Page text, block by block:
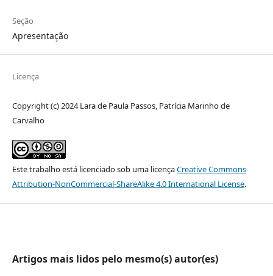
Seção
Apresentação
Licença
Copyright (c) 2024 Lara de Paula Passos, Patrícia Marinho de
Carvalho
Este trabalho está licenciado sob uma licençaCreative Commons
Attribution-NonCommercial-ShareAlike 4.0 International License.
Artigos mais lidos pelo mesmo(s) autor(es)